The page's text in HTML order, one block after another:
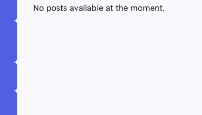
No posts available at the moment.